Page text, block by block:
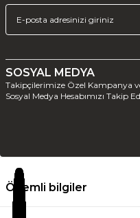
SOSYAL MEDYA
Takipçilerimize Özel Kampanya
Sosyal Medya Hesabımızı Takip
Önemli bilgiler